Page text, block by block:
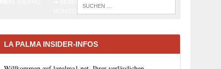
LA PALMA INSIDER-INFOS